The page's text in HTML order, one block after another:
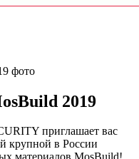
2019
приглашает вас
крупной в России